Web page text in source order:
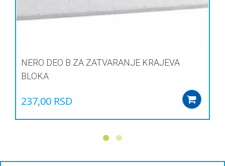
NERO DEO B ZA ZATVARANJE KRAJEVA
BLOKA
237,00 RSD